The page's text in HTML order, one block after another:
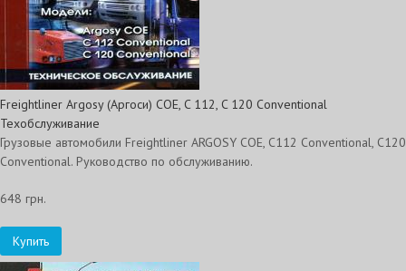
Freightliner Argosy (Аргоси) COE, C 112, C 120 Conventional
Техобслуживание
Грузовые автомобили Freightliner ARGOSY COE, C112 Conventional, C120
Conventional. Руководство по обслуживанию.
648 грн.
Купить